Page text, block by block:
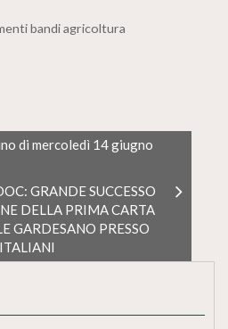
bandi agricoltura
di mercoledì 14 giugno
GRANDE SUCCESSO
DELLA PRIMA CARTA
GARDESANO PRESSO